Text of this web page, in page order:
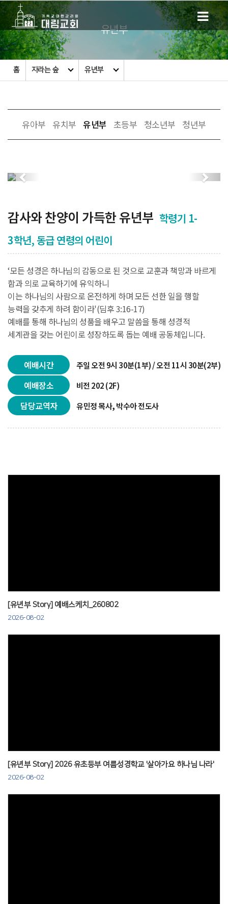
유년부
홈 자라는 숲 유년부
유아부 유치부 유년부 초등부 청소년부 청년부
Previous Next
감사와 찬양이 가득한 유년부 학령기 1-
3학년, 동급 연령의 어린이
‘모든 성경은 하나님의 감동으로 된 것으로 교훈과 책망과 바르게
함과 의로 교육하기에 유익하니
이는 하나님의 사람으로 온전하게 하며 모든 선한 일을 행할
능력을 갖추게 하려 함이라'(딤후 3:16-17)
예배를 통해 하나님의 성품을 배우고 말씀을 통해 성경적
세계관을 갖는 어린이로 성장하도록 돕는 예배 공동체입니다.
예배시간 주일 오전 9시 30분(1부) / 오전 11시 30분(2부)
예배장소 비전 202 (2F)
담당교역자 유민정 목사, 박수아 전도사
[유년부 Story] 예배스케치_260802
2026-08-02
[유년부 Story] 2026 유초등부 여름성경학교 '살아가요 하나님 나라'
2026-08-02